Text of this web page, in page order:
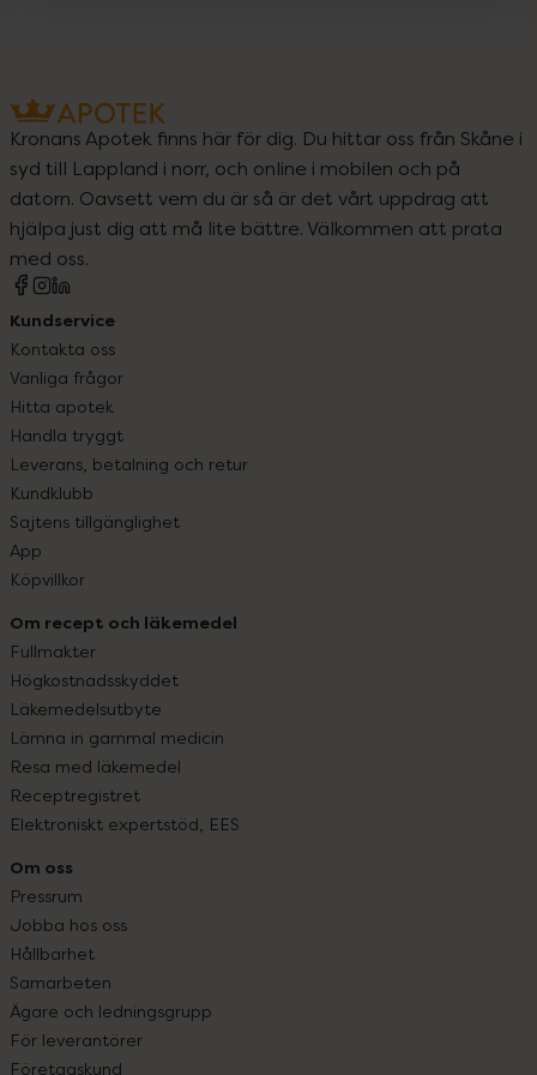
Kronans Apotek finns här för dig. Du hittar oss från Skåne i
syd till Lappland i norr, och online i mobilen och på
datorn. Oavsett vem du är så är det vårt uppdrag att
hjälpa just dig att må lite bättre. Välkommen att prata
med oss.
Kundservice
Kontakta oss
Vanliga frågor
Hitta apotek
Handla tryggt
Leverans, betalning och retur
Kundklubb
Sajtens tillgänglighet
App
Köpvillkor
Om recept och läkemedel
Fullmakter
Högkostnadsskyddet
Läkemedelsutbyte
Lämna in gammal medicin
Resa med läkemedel
Receptregistret
Elektroniskt expertstöd, EES
Om oss
Pressrum
Jobba hos oss
Hållbarhet
Samarbeten
Ägare och ledningsgrupp
För leverantörer
Företagskund